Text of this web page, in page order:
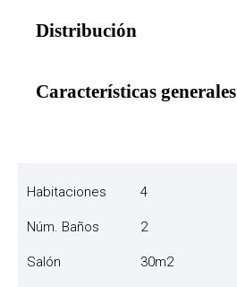
Distribución
Características generales
Habitaciones 4
Núm. Baños 2
Salón 30m2